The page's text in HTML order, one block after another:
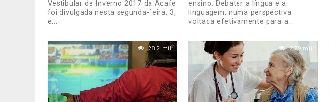
Vestibular de Inverno 2017 da Acafe
foi divulgada nesta segunda-feira, 3,
e...
ensino. Debater a língua e a
linguagem, numa perspectiva
voltada efetivamente para a...
28.2 mil 27.9 mil